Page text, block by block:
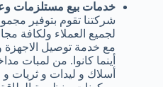
خدمات بيع مستلزمات
شركتنا تقوم بتوفير
لجميع العملاء ولكافة
مع خدمة توصيل الاجهزة و
أينما كانوا. من لمبات
أسلاك و ليدات و ثريات و